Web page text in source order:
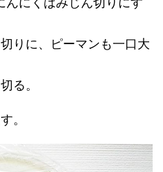
りに、ピーマンも一口大
る。
。